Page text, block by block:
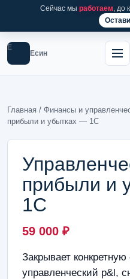
Сейчас мы работаем, до
Е
Есин
Главная / Финансы и
прибыли и убытках — 1С
прибыли и
1С
59 000 ₽
Закрывает
управленческий p&l,